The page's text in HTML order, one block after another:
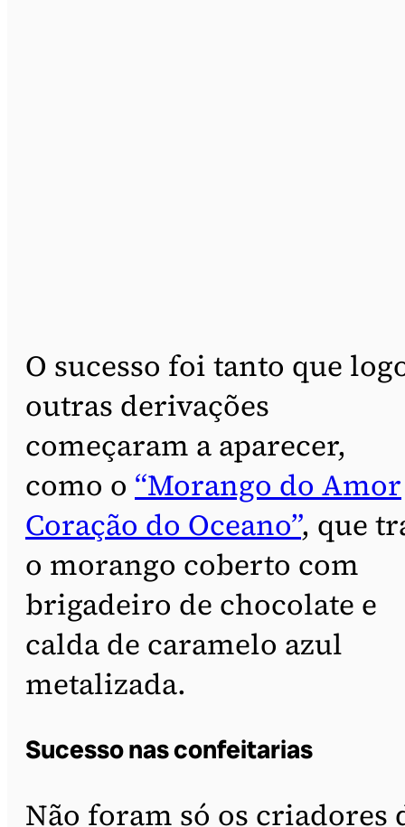
O sucesso foi tanto que
outras derivações
começaram a aparecer,
como o “Morango do Amor
Coração do Oceano”, que
o morango coberto com
brigadeiro de chocolate e
calda de caramelo azul
metalizada.
Sucesso nas confeitarias
Não foram só os criadores